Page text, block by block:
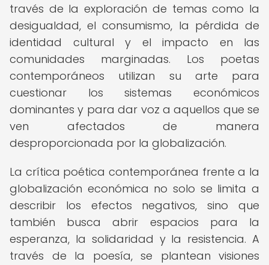
través de la exploración de temas como la
desigualdad, el consumismo, la pérdida de
identidad cultural y el impacto en las
comunidades marginadas. Los poetas
contemporáneos utilizan su arte para
cuestionar los sistemas económicos
dominantes y para dar voz a aquellos que se
ven afectados de manera
desproporcionada por la globalización.
La crítica poética contemporánea frente a la
globalización económica no solo se limita a
describir los efectos negativos, sino que
también busca abrir espacios para la
esperanza, la solidaridad y la resistencia. A
través de la poesía, se plantean visiones